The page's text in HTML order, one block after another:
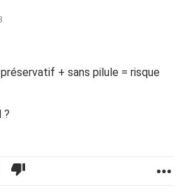
+ sans pilule = risque
?